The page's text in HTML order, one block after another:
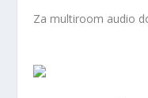
Za multiroom audio